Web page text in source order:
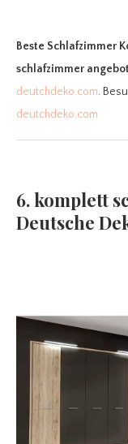
Beste Schlafzimmer
schlafzimmer
deutchdeko.com.
deutchdeko.com
6. komplett
Deutsche